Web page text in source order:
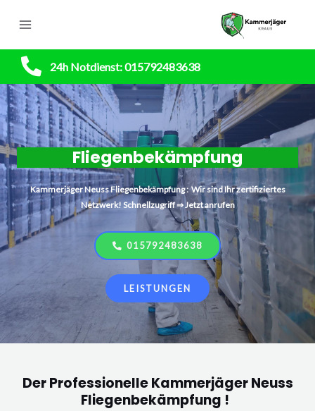
24h Notdienst: 015792483638
Fliegenbekämpfung
KammerjägerNeussFliegenbekämpfung : Wir sind Ihr zertifiziertes
Netzwerk! Schnellzugriff ⇒ Jetzt anrufen
015792483638
LEISTUNGEN
Der Professionelle Kammerjäger Neuss
Fliegenbekämpfung !